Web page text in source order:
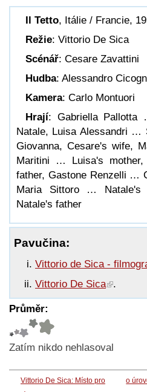
Il Tetto, Itálie / Francie,
Režie: Vittorio De Sica
Scénář: Cesare Zavattini
Hudba: Alessandro
Kamera: Carlo Montuori
Hrají: Gabriella
Natale, Luisa Alessandri
Giovanna, Cesare's wife,
Maritini … Luisa's
father, Gastone Renzelli …
Maria Sittoro … Natale's
Natale's father
Pavučina:
Vittorio de Sica -
Vittorio De Sica
.
Průměr:
Zatím nikdo nehlasoval
Vittorio De Sica: Místo pro
o